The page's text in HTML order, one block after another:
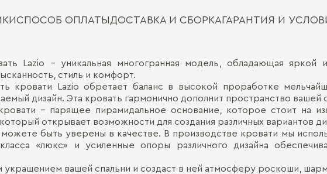
СПОСОБ ОПЛАТЫДОСТАВКА И СБОРКАГАРАНТИЯ И
Lazio – уникальная многогранная модель, обладающая яркой
стиль и комфорт.
кровати Lazio обретает баланс в высокой проработке
дизайн. Эта кровать гармонично дополнит пространство
– парящее пирамидальное основание, которое стоит на
открывает возможности для создания различных вариантов
быть уверены в качестве. В производстве кровати мы
«люкс» и усиленные опоры различного дизайна
украшением вашей спальни и создаст в ней атмосферу роскоши,